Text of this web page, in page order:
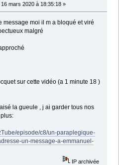
16 mars 2020 à 18:35:18 »
moi il m a bloqué et viré
malgré
sur cette vidéo (a 1 minute 18 )
la gueule , j ai garder tous nos
episode/c8/un-paraplegique-
un-message-a-emmanuel-
IP archivée